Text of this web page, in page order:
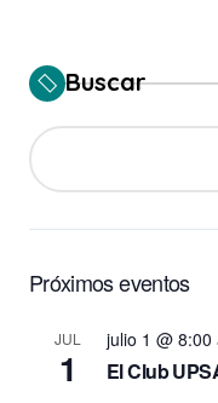
Buscar
Próximos eventos
JUL
1
julio 1 @ 8:00
El Club